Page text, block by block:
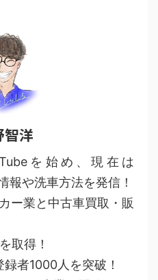
智洋
を始め、現在は
報や洗車方法を発信！
ー業と中古車買取・販
取得！
者1000人を突破！